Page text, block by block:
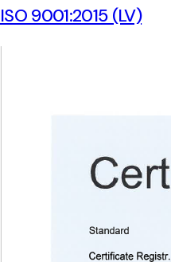
ISO 9001:2015 (LV)